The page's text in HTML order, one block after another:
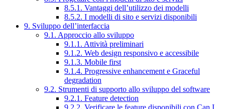
8.5.1. Vantaggi dell’utilizzo dei modelli
8.5.2. I modelli di sito e servizi disponibili
9. Sviluppo dell’interfaccia
9.1. Approccio allo sviluppo
9.1.1. Attività preliminari
9.1.2. Web design responsivo e accessibile
9.1.3. Mobile first
9.1.4. Progressive enhancement e Graceful
degradation
9.2. Strumenti di supporto allo sviluppo del software
9.2.1. Feature detection
9.2.2. Verificare le feature disponibili con Can I